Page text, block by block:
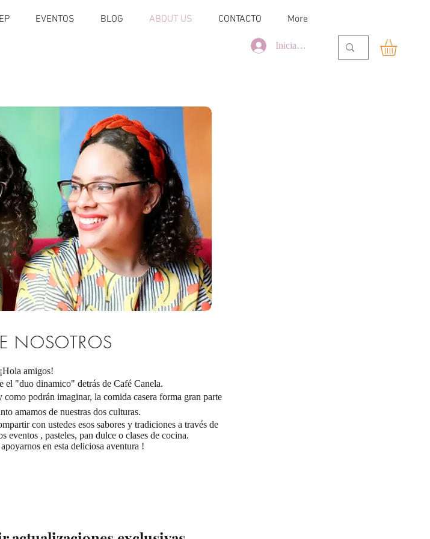
EVENTOS BLOG ABOUT US CONTACTO More
Iniciar sesión
NOSOTROS
¡Hola amigos!
el "duo dinamico" detrás de Café Canela.
como podrán imaginar, la comida casera forma gran parte
amamos de nuestras dos culturas.
con ustedes esos sabores y tradiciones a través de
eventos , pasteles, pan dulce o clases de cocina.
en esta deliciosa aventura !